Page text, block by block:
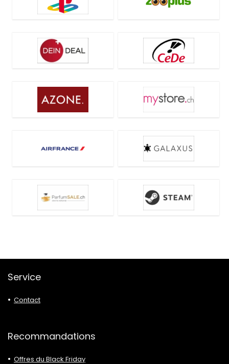
Service
Contact
Recommandations
Offres du Black Friday